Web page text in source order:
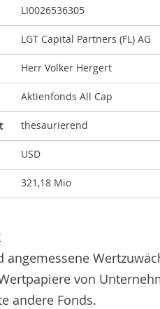
LI0026536305
LGT Capital Partners (FL) AG
Herr Volker Hergert
Aktienfonds All Cap
thesaurierend
USD
321,18 Mio
angemessene
von
andere Fonds.